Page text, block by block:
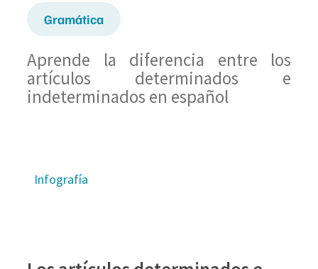
Gramática
Aprende la diferencia entre los
artículos determinados e
indeterminados en español
Infografía